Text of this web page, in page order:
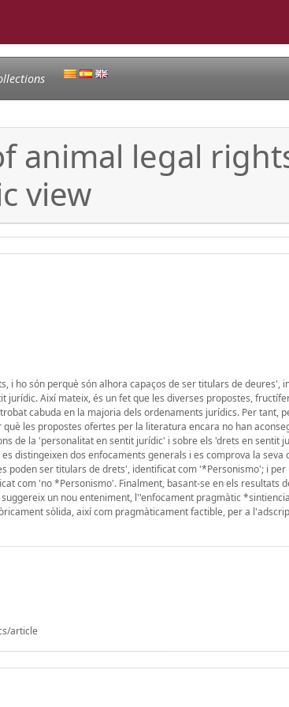
legal
view
i ho són perquè són alhora capaços de ser titulars de deures',
Així mateix, és un fet que les diverses propostes,
cabuda en la majoria dels ordenaments jurídics. Per tant,
les propostes ofertes per la literatura encara no han
de la 'personalitat en sentit jurídic' i sobre els 'drets en sentit
distingeixen dos enfocaments generals i es comprova la seva
poden ser titulars de drets', identificat com '*Personismo'; i per
com 'no *Personismo'. Finalment, basant-se en els resultats
un nou enteniment, l''enfocament pragmàtic
sòlida, així com pragmàticament factible, per a
article